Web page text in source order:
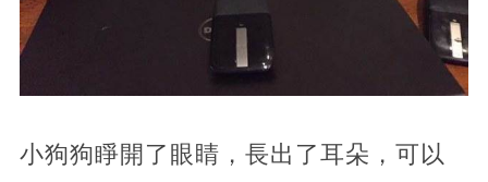
小狗狗睜開了眼睛，長出了耳朵，可以